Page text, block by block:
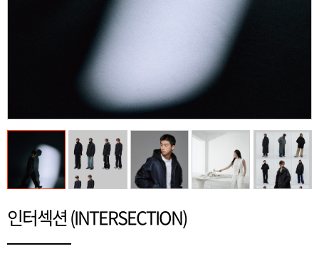
인터섹션 (INTERSECTION)